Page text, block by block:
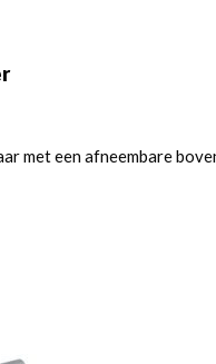
met een afneembare